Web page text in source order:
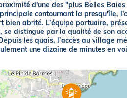
d'une des "plus Belles
contournant la presqu'île,
bien abrité. L’équipe portuaire,
distingue par la qualité de son
les quais, l’accès au village
une dizaine de minutes en